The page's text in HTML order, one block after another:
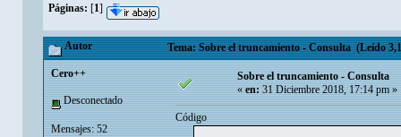
Páginas: [1]
Autor Tema: Sobre el truncamiento - Consulta (Leído
Cero++
Desconectado
Mensajes: 52
Sobre el truncamiento - Consulta
«en:31 Diciembre 2018, 17:14 pm »
Código